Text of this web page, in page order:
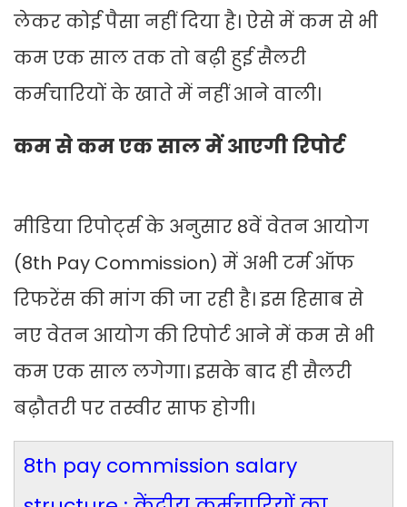
लेकर कोई पैसा नहीं दिया है। ऐसे में कम से भी
कम एक साल तक तो बढ़ी हुई सैलरी
कर्मचारियों के खाते में नहीं आने वाली।
कम से कम एक साल में आएगी रिपोर्ट
मीडिया रिपोर्ट्स के अनुसार 8वें वेतन आयोग
(8th Pay Commission) में अभी टर्म ऑफ
रिफरेंस की मांग की जा रही है। इस हिसाब से
नए वेतन आयोग की रिपोर्ट आने में कम से भी
कम एक साल लगेगा। इसके बाद ही सैलरी
बढ़ौतरी पर तस्वीर साफ होगी।
8th pay commission salary